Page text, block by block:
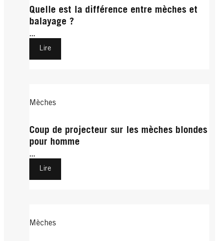
Quelle est la différence entre mèches et
balayage ?
...
Lire
Mèches
Coup de projecteur sur les mèches blondes
pour homme
...
Lire
Mèches